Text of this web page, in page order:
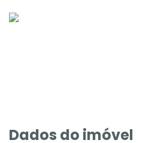
Dados do imóvel